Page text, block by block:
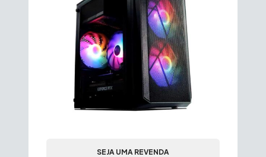
SEJA UMA REVENDA